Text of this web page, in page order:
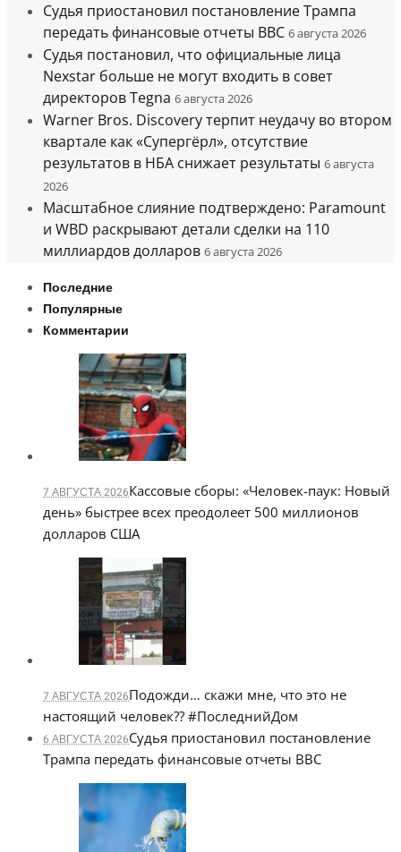
Судья приостановил постановление Трампа
передать финансовые отчеты BBC 6 августа 2026
Судья постановил, что официальные лица
Nexstar больше не могут входить в совет
директоров Tegna 6 августа 2026
Warner Bros. Discovery терпит неудачу во втором
квартале как «Супергёрл», отсутствие
результатов в НБА снижает результаты 6 августа
2026
Масштабное слияние подтверждено: Paramount
и WBD раскрывают детали сделки на 110
миллиардов долларов 6 августа 2026
Последние
Популярные
Комментарии
7 АВГУСТА 2026Кассовые сборы: «Человек-паук: Новый
день» быстрее всех преодолеет 500 миллионов
долларов США
7 АВГУСТА 2026Подожди… скажи мне, что это не
настоящий человек?? #ПоследнийДом
6 АВГУСТА 2026Судья приостановил постановление
Трампа передать финансовые отчеты BBC